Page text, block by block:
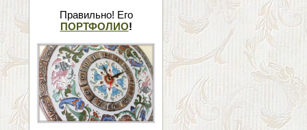
Правильно! Его
ПОРТФОЛИО!